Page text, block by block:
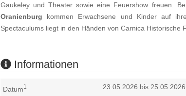
Gaukeley und Theater sowie eine Feuershow freuen.
Oranienburg kommen Erwachsene und Kinder auf
Spectaculums liegt in den Händen von Carnica Historische
Informationen
Datum1 23.05.2026 bis 25.05.2026